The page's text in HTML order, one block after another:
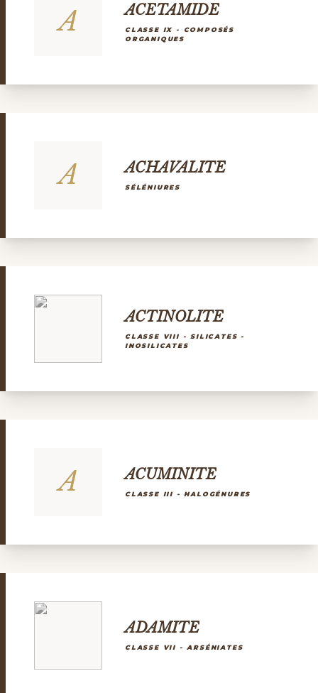
A ACETAMIDE
CLASSE IX - COMPOSÉS
ORGANIQUES
A ACHAVALITE
SÉLÉNIURES
ACTINOLITE
CLASSE VIII - SILICATES -
INOSILICATES
A ACUMINITE
CLASSE III - HALOGÉNURES
ADAMITE
CLASSE VII - ARSÉNIATES